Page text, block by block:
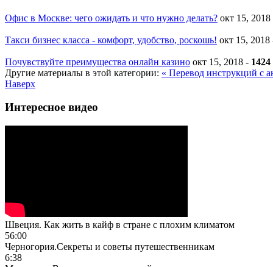
Офис в Москве: чего ожидать и что нужно делать? окт 15, 2018
Такси бизнес класса - комфорт, удобство, роскошь! окт 15, 2018
Почувствуйте преимущества онлайн казино окт 15, 2018 - 1424
Другие материалы в этой категории: « Перевод инструкций с
Наверх
Интересное видео
Швеция. Как жить в кайф в стране с плохим климатом
56:00
Черногория.Секреты и советы путешественникам
6:38